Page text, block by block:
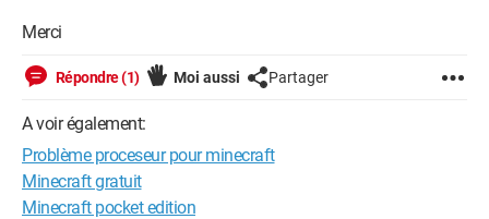
Merci
Répondre (1) Moi aussi Partager
A voir également:
Problème proceseur pour minecraft
Minecraft gratuit
Minecraft pocket edition